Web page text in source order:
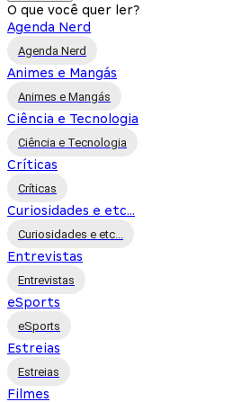
O que você quer ler?
Agenda Nerd
Agenda Nerd
Animes e Mangás
Animes e Mangás
Ciência e Tecnologia
Ciência e Tecnologia
Críticas
Críticas
Curiosidades e etc...
Curiosidades e etc...
Entrevistas
Entrevistas
eSports
eSports
Estreias
Estreias
Filmes